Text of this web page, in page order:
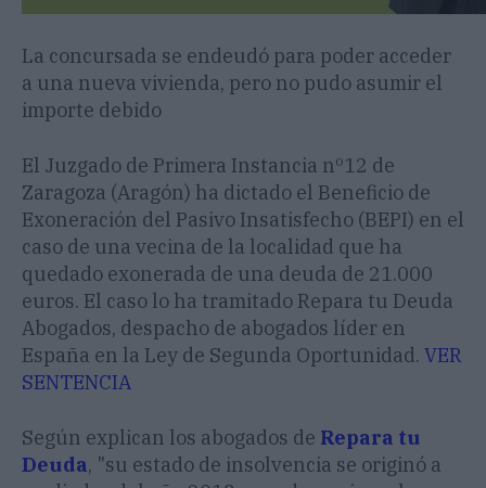
La concursada se endeudó para poder acceder
a una nueva vivienda, pero no pudo asumir el
importe debido
El Juzgado de Primera Instancia nº12 de
Zaragoza (Aragón) ha dictado el Beneficio de
Exoneración del Pasivo Insatisfecho (BEPI) en el
caso de una vecina de la localidad que ha
quedado exonerada de una deuda de 21.000
euros. El caso lo ha tramitado Repara tu Deuda
Abogados, despacho de abogados líder en
España en la Ley de Segunda Oportunidad. VER
SENTENCIA
Según explican los abogados de Repara tu
Deuda, "su estado de insolvencia se originó a